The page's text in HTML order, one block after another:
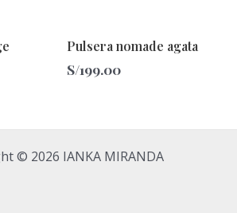
Pulsera nomade agata
S/199.00
© 2026 IANKA MIRANDA